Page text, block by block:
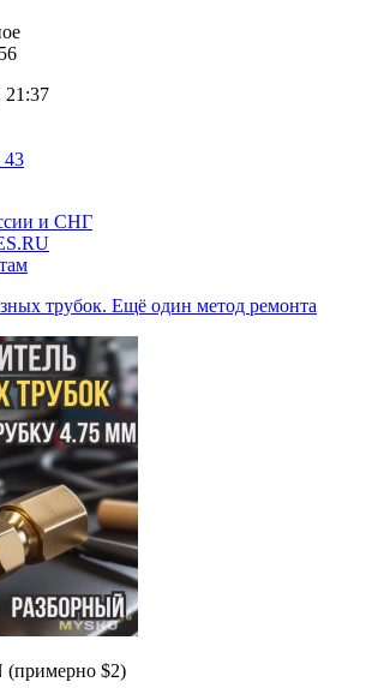
21:37
43
и СНГ
трубок. Ещё один метод ремонта
(примерно $2)